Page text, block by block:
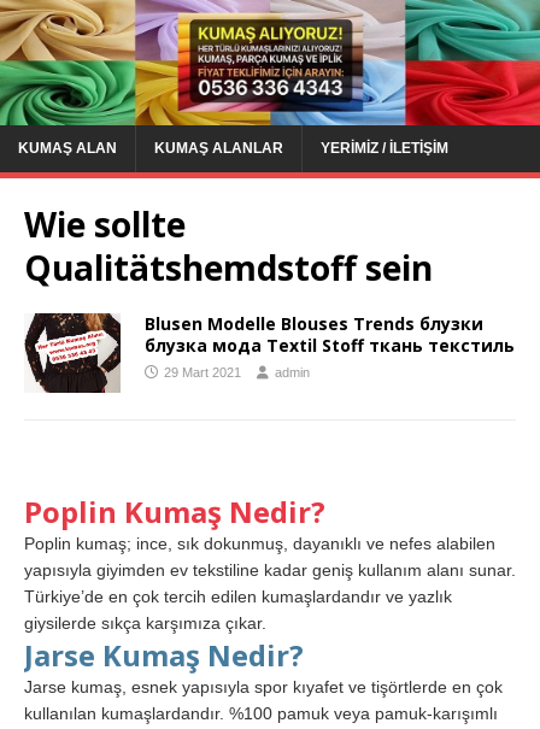
KUMAŞ ALAN KUMAŞ ALANLAR YERIMIZ / İLETIŞIM
Wie sollte
Qualitätshemdstoff sein
Blusen Modelle Blouses Trends блузки
блузка мода Textil Stoff ткань текстиль
29 Mart 2021 admin
Poplin Kumaş Nedir?
Poplin kumaş; ince, sık dokunmuş, dayanıklı ve nefes alabilen
yapısıyla giyimden ev tekstiline kadar geniş kullanım alanı sunar.
Türkiye’de en çok tercih edilen kumaşlardandır ve yazlık
giysilerde sıkça karşımıza çıkar.
Jarse Kumaş Nedir?
Jarse kumaş, esnek yapısıyla spor kıyafet ve tişörtlerde en çok
kullanılan kumaşlardandır. %100 pamuk veya pamuk-karışımlı